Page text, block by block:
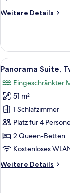
Weitere Details
Weitere
Suite,
One
King
Alle
Fotos
für
Panorama
Suite,
Two
Queen
Beds
7
Panorama Suite,
Eingeschränkter
51 m²
1 Schlafzimmer
Platz für 4
2 Queen-Betten
Kostenloses
Weitere Details
Weitere